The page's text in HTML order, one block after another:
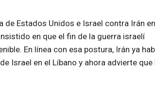
de Estados Unidos e Israel contra Irán en
en que el fin de la guerra israelí
En línea con esa postura, Irán ya
Israel en el Líbano y ahora advierte que